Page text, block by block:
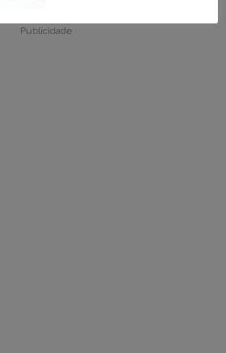
Publicidade